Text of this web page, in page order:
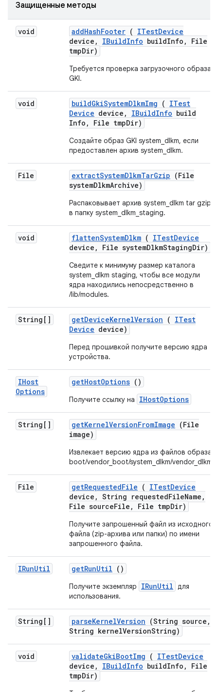
Защищенные методы
void addHashFooter ( ITestDevice
device , IBuildInfo buildInfo ,
File
tmpDir)
Требуется проверка загрузочного образа
GKI.
void buildGkiSystemDlkmImg ( ITest
Device device , IBuildInfo build
Info , File tmpDir)
Создайте образ GKI system_dlkm, если
предоставлен архив system_dlkm.
File extractSystemDlkmTarGzip (File
systemDlkmArchive)
Распаковывает архив system_dlkm tar gzip
в папку system_dlkm_staging.
void flattenSystemDlkm ( ITestDevice
device , File systemDlkmStagingDir)
Сведите к минимуму размер каталога
system_dlkm staging, чтобы все модули
ядра находились непосредственно в
/lib/modules.
String[] getDeviceKernelVersion ( ITest
Device device)
Перед прошивкой получите версию ядра
устройства.
IHost
Options
getHostOptions ()
Получите ссылку на IHostOptions
String[] getKernelVersionFromImage (File
image)
Извлекает версию ядра из файлов образа
boot/vendor_boot/system_dlkm/vendor_dlkm.
File getRequestedFile ( ITestDevice
device , String requestedFileName ,
File sourceFile , File tmpDir)
Получите запрошенный файл из исходного
файла (zip-архива или папки) по имени
запрошенного файла.
IRunUtil getRunUtil ()
Получите экземпляр IRunUtil для
использования.
String[] parseKernelVersion (String source ,
String kernelVersionString)
void validateGkiBootImg ( ITestDevice
device , IBuildInfo buildInfo ,
File
tmpDir)